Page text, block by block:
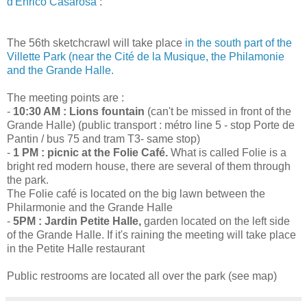
The 56th sketchcrawl will take place in the south part of the
Villette Park (near the Cité de la Musique, the Philamonie
and the Grande Halle.
The meeting points are :
- 10:30 AM : Lions fountain (can't be missed in front of the
Grande Halle) (public transport : métro line 5 - stop Porte de
Pantin / bus 75 and tram T3- same stop)
- 1 PM : picnic at the Folie Café. What is called Folie is a
bright red modern house, there are several of them through
the park.
The Folie café is located on the big lawn between the
Philarmonie and the Grande Halle
- 5PM : Jardin Petite Halle, garden located on the left side
of the Grande Halle. If it's raining the meeting will take place
in the Petite Halle restaurant
Public restrooms are located all over the park (see map)